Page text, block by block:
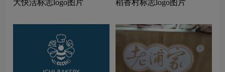
大快活标志logo图片 稻香村标志logo图片